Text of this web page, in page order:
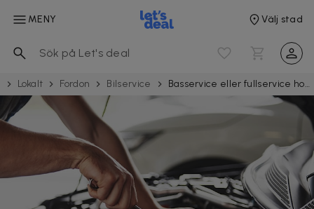
MENY Välj stad
Lokalt Fordon Bilservice Basservice eller fullservice hos Cesars Bilvård i Malmö